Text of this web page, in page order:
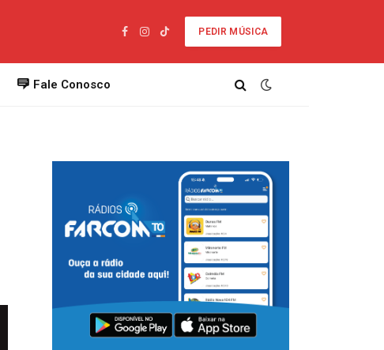
Facebook
Instagram
TikTok
PEDIR MÚSICA
Fale Conosco